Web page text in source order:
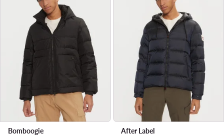
Bomboogie
After Label